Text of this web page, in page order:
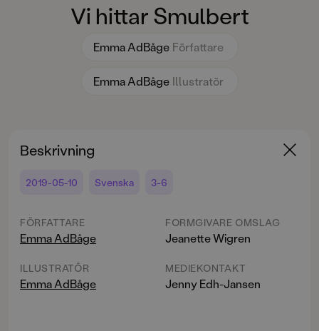
Vi hittar Smulbert
Emma AdBåge Författare
Emma AdBåge Illustratör
Beskrivning
2019-05-10 Svenska 3-6
FÖRFATTARE
Emma AdBåge
ILLUSTRATÖR
Emma AdBåge
FORMGIVARE OMSLAG
Jeanette Wigren
MEDIEKONTAKT
Jenny Edh-Jansen